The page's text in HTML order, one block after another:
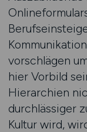
vorschlägen
hier Vorbild
Hierarchien
durchlässiger
Kultur wird,